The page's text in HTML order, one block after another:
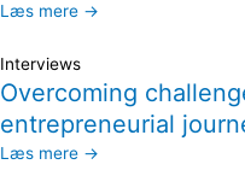
Læs mere →
Interviews
Overcoming
entrepreneurial
Læs mere →